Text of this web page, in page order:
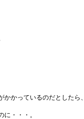
かっているのだとしたら、
・・・。